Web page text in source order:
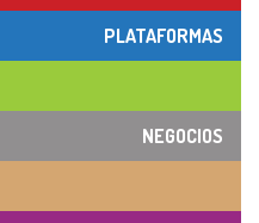
PLATAFORMAS
NEGOCIOS